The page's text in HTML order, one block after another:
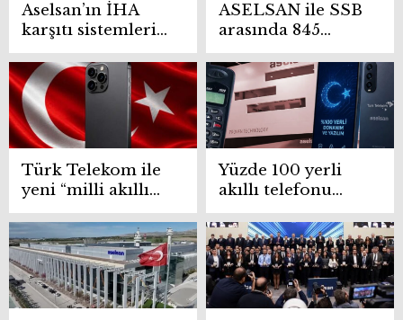
Aselsan’ın İHA
karşıtı sistemleri
hedefleri başarıyla
imha etti
ASELSAN ile SSB
arasında 845
milyon dolarlık
dev anlaşma
Türk Telekom ile
yeni “milli akıllı
telefon” müjdesi
Yüzde 100 yerli
akıllı telefonu
kimler üretecek?